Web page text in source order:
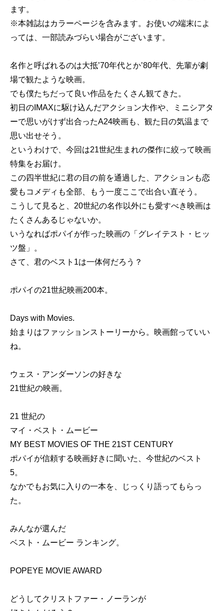
ます。
※本雑誌はカラーページを含みます。お使いの端末によ
っては、一部読みづらい場合がございます。
名作と呼ばれるのは大抵’70年代とか’80年代、先輩が劇
場で観たような映画。
でも僕たちだって良い作品をたくさん観てきた。
初日のIMAXに駆け込んだアクション大作や、ミニシアタ
ーで思いがけず出合ったA24映画も、観た日の気温まで
思い出せそう。
というわけで、今回は21世紀生まれの傑作に絞って映画
特集をお届け。
この四半世紀に君の目の前を通過した、アクションも恋
愛もコメディも全部、もう一度ここで出合い直そう。
こうして見ると、20世紀の名作以外にも愛すべき映画は
たくさんあるじゃないか。
いうなればポパイが作った映画の「グレイテスト・ヒッ
ツ盤」。
さて、君のベスト1は一体何だろう？
ポパイの21世紀映画200本。
Days with Movies.
始まりはファッションストーリーから。映画館っていい
ね。
ウェス・アンダーソンの好きな
21世紀の映画。
21 世紀の
マイ・ベスト・ムービー
MY BEST MOVIES OF THE 21ST CENTURY
ポパイが信頼する映画好きに聞いた、今世紀のベスト
5。
なかでもお気に入りの一本を、じっくり語ってもらっ
た。
みんなが選んだ
ベスト・ムービー ランキング。
POPEYE MOVIE AWARD
どうしてクリストファー・ノーランが